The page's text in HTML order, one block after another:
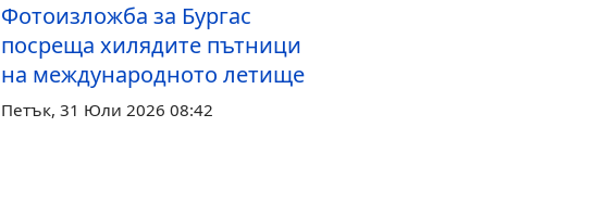
Фотоизложба за Бургас
посреща хилядите пътници
на международното летище
Петък, 31 Юли 2026 08:42